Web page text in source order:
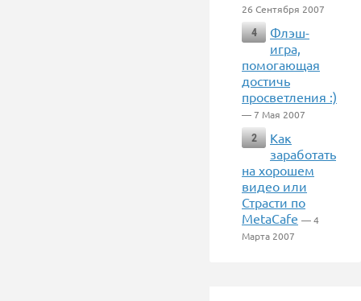
26 Сентября 2007
4
Флэш-
игра,
помогающая
достичь
просветления :)
— 7 Мая 2007
2
Как
заработать
на хорошем
видео или
Страсти по
MetaCafe — 4
Марта 2007